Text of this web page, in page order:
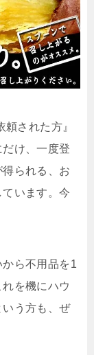
された方』
け、一度登
られる、お
います。今
から不用品を1
を機にハウ
う方も、ぜ